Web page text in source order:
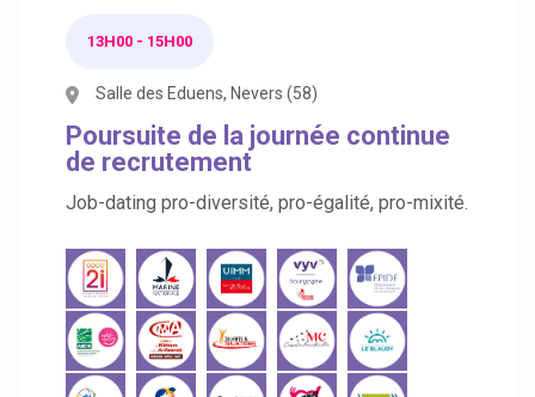
13H00 - 15H00
Salle des Eduens, Nevers (58)
Poursuite de la journée continue
de recrutement
Job-dating pro-diversité, pro-égalité, pro-mixité.